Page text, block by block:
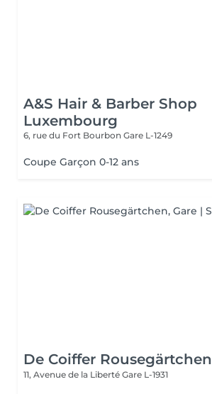
A&S Hair & Barber Shop
Luxembourg
6, rue du Fort Bourbon Gare L-1249
Coupe Garçon 0-12 ans
De Coiffer Rousegärtchen
11, Avenue de la Liberté Gare L-1931